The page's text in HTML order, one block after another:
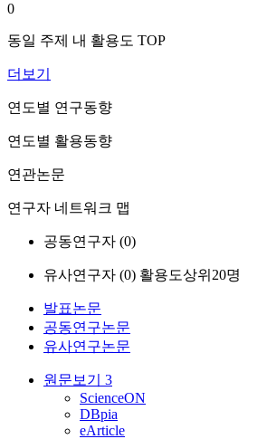
0
동일 주제 내 활용도 TOP
더보기
연도별 연구동향
연도별 활용동향
연관논문
연구자 네트워크 맵
공동연구자 (0)
유사연구자 (0) 활용도상위20명
발표논문
공동연구논문
유사연구논문
원문보기 3
ScienceON
DBpia
eArticle